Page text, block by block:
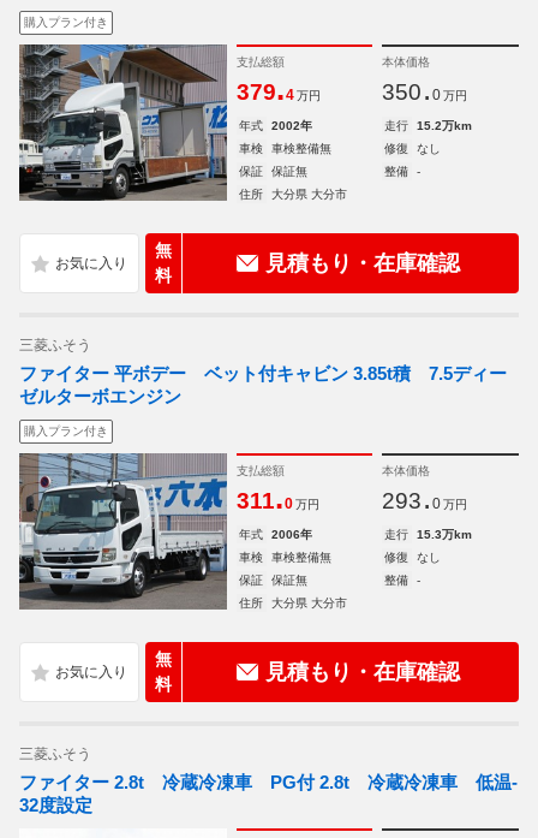
購入プラン付き
支払総額
379.4 万円
本体価格
350. 0 万円
年式 2002年 走行
15.2万km
車検
車検整備無 修復
なし
保証
保証無 整備
-
住所
大分県 大分市
無
料
見積もり・在庫確認
三菱ふそう
ファイター 平ボデー ベット付キャビン 3.85t積 7.5ディー
ゼルターボエンジン
購入プラン付き
支払総額
311.0 万円
本体価格
293. 0 万円
年式 2006年 走行
15.3万km
車検
車検整備無 修復
なし
保証
保証無 整備
-
住所
大分県 大分市
無
料
見積もり・在庫確認
三菱ふそう
ファイター 2.8t 冷蔵冷凍車 PG付 2.8t 冷蔵冷凍車 低温-
32度設定